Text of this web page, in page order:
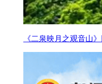
《二泉映月之观音山